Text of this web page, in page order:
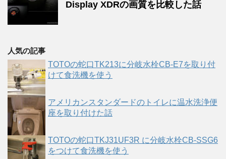
Display XDRの画質を比較した話
人気の記事
TOTOの蛇口TK213に分岐水栓CB-E7を取り付
けて食洗機を使う
アメリカンスタンダードのトイレに温水洗浄便
座を取り付けた話
TOTOの蛇口TKJ31UF3R に分岐水栓CB-SSG6
をつけて食洗機を使う